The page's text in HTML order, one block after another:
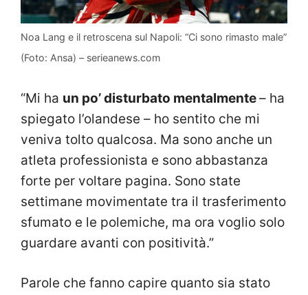
Noa Lang e il retroscena sul Napoli: “Ci sono rimasto male”
(Foto: Ansa) – serieanews.com
“Mi ha un po’ disturbato mentalmente– ha
spiegato l’olandese – ho sentito che mi
veniva tolto qualcosa. Ma sono anche un
atleta professionista e sono abbastanza
forte per voltare pagina. Sono state
settimane movimentate tra il trasferimento
sfumato e le polemiche, ma ora voglio solo
guardare avanti con positività.”
Parole che fanno capire quanto sia stato